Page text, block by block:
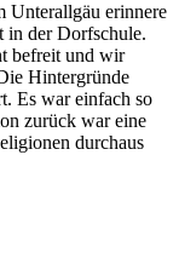
Unterallgäu erinnere
in der Dorfschule.
befreit und wir
Hintergründe
Es war einfach so
zurück war eine
durchaus